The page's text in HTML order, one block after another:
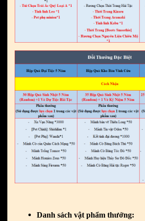
Danh sách vật phẩm thưởng: